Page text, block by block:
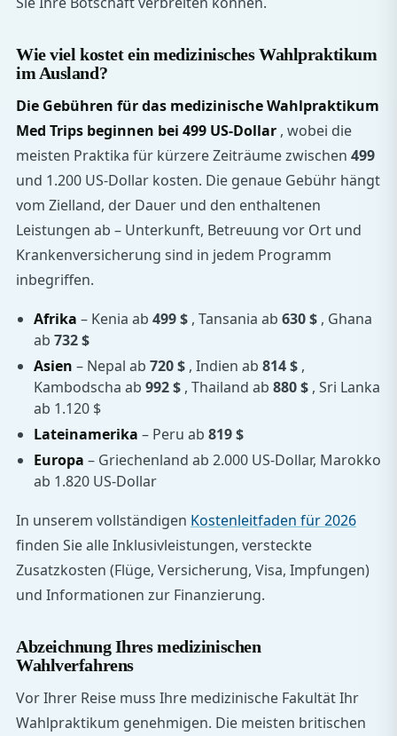
Wie viel kostet ein medizinisches Wahlpraktikum
im Ausland?
Die Gebühren für das medizinische Wahlpraktikum
Med Trips beginnen bei 499 US-Dollar , wobei die
meisten Praktika für kürzere Zeiträume zwischen 499
und 1.200 US-Dollar kosten. Die genaue Gebühr hängt
vom Zielland, der Dauer und den enthaltenen
Leistungen ab – Unterkunft, Betreuung vor Ort und
Krankenversicherung sind in jedem Programm
inbegriffen.
Afrika – Kenia ab 499 $ , Tansania ab 630 $ , Ghana
ab 732 $
Asien – Nepal ab 720 $ , Indien ab 814 $ ,
Kambodscha ab 992 $ , Thailand ab 880 $ , Sri Lanka
ab 1.120 $
Lateinamerika – Peru ab 819 $
Europa – Griechenland ab 2.000 US-Dollar, Marokko
ab 1.820 US-Dollar
In unserem vollständigen Kostenleitfaden für 2026
finden Sie alle Inklusivleistungen, versteckte
Zusatzkosten (Flüge, Versicherung, Visa, Impfungen)
und Informationen zur Finanzierung.
Abzeichnung Ihres medizinischen
Wahlverfahrens
Vor Ihrer Reise muss Ihre medizinische Fakultät Ihr
Wahlpraktikum genehmigen. Die meisten britischen